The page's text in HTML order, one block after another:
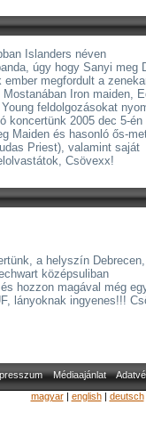
Islanders néven
úgy hogy Sanyi meg
megfordult a
Iron maiden,
feldolgozásokat
koncertünk 2005 dec 5-én
Maiden és hasonló ős-
Priest), valamint saját
Csövexx!
a helyszín
középsuliban
hozzon magával még
lányoknak ingyenes!!!
Médiaajánlat
magyar| english| deutsch